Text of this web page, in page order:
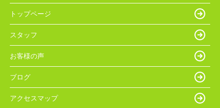
トップページ
スタッフ
お客様の声
ブログ
アクセスマップ